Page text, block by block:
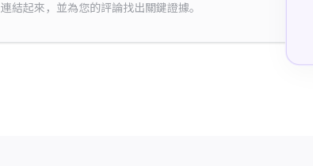
連結起來，並為您的評論找出關鍵證據。